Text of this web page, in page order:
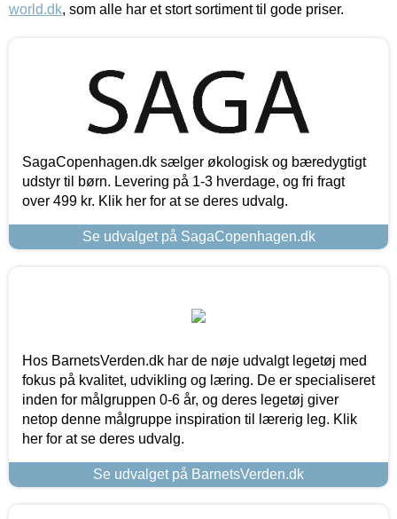
world.dk, som alle har et stort sortiment til gode priser.
SagaCopenhagen.dk sælger økologisk og bæredygtigt
udstyr til børn. Levering på 1-3 hverdage, og fri fragt
over 499 kr. Klik her for at se deres udvalg.
Se udvalget på SagaCopenhagen.dk
Hos BarnetsVerden.dk har de nøje udvalgt legetøj med
fokus på kvalitet, udvikling og læring. De er specialiseret
inden for målgruppen 0-6 år, og deres legetøj giver
netop denne målgruppe inspiration til lærerig leg. Klik
her for at se deres udvalg.
Se udvalget på BarnetsVerden.dk